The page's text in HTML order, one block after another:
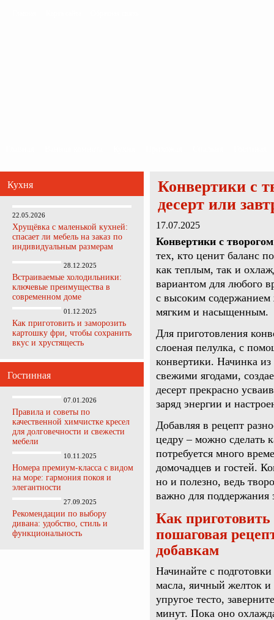
Кухня
22.05.2026
Хрущёвка с маленькой кухней:
спасает ли мебель на заказ по
индивидуальным размерам
28.12.2025
Встраиваемые холодильники:
ключевые преимущества в
современном доме
01.12.2025
Как приготовить и заморозить
картошку фри, чтобы сохранить
вкус и хрустящесть
Гостинная
07.01.2026
Правила и советы по
качественной химчистке кресел
для долговечности и свежести
мебели
10.11.2025
Номера премиум-класса с видом
на море: гармония покоя и
элегантности
27.09.2025
Рекомендации по выбору
дивана: удобство, стиль и
функциональность
Конвертики с
десерт или
17.07.2025
Конвертики с творогом
тех, кто ценит баланс
как теплым, так и
вариантом для любого
с высоким содержанием
мягким и насыщенным.
Для приготовления
слоеная пелулка, с
конвертики. Начинка
свежими ягодами,
десерт прекрасно
заряд энергии и
Добавляя в рецепт
цедру – можно сделать
потребуется много
домочадцев и гостей.
но и полезно, ведь
важно для поддержания
Как
пошаговая
добавкам
Начинайте с
масла, яичный желток и
упругое тесто,
минут. Пока оно